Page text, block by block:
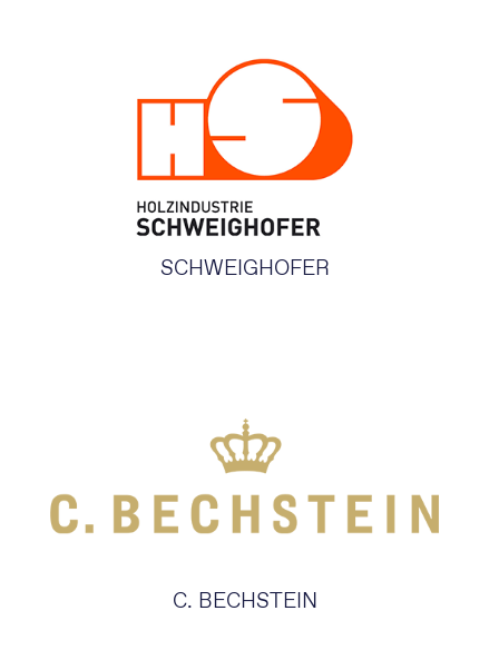
SCHWEIGHOFER
C. BECHSTEIN